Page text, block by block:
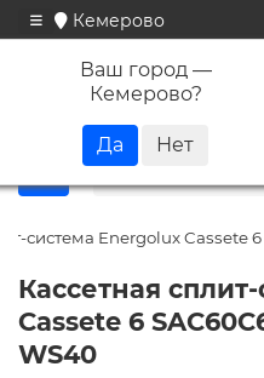
Кемерово
Ваш город —
Кемерово?
система Energolux Cassete
Кассетная
Cassete 6
WS40